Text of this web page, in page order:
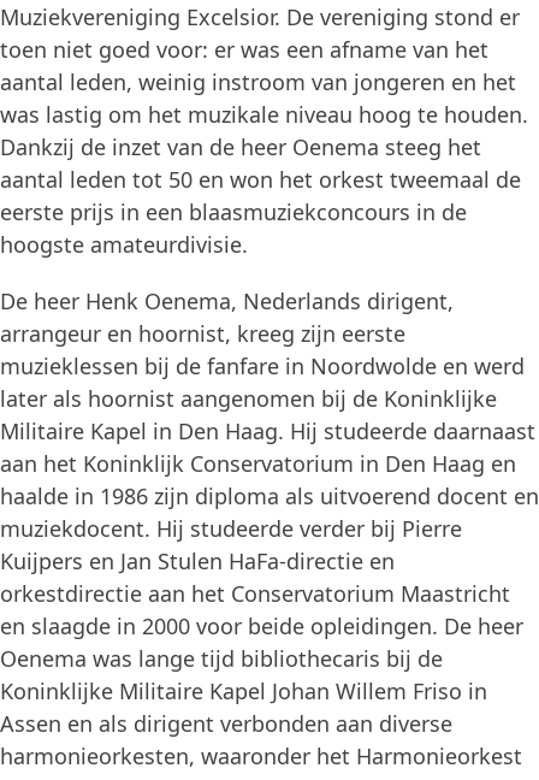
Muziekvereniging Excelsior. De vereniging stond er
toen niet goed voor: er was een afname van het
aantal leden, weinig instroom van jongeren en het
was lastig om het muzikale niveau hoog te houden.
Dankzij de inzet van de heer Oenema steeg het
aantal leden tot 50 en won het orkest tweemaal de
eerste prijs in een blaasmuziekconcours in de
hoogste amateurdivisie.
De heer Henk Oenema, Nederlands dirigent,
arrangeur en hoornist, kreeg zijn eerste
muzieklessen bij de fanfare in Noordwolde en werd
later als hoornist aangenomen bij de Koninklijke
Militaire Kapel in Den Haag. Hij studeerde daarnaast
aan het Koninklijk Conservatorium in Den Haag en
haalde in 1986 zijn diploma als uitvoerend docent en
muziekdocent. Hij studeerde verder bij Pierre
Kuijpers en Jan Stulen HaFa-directie en
orkestdirectie aan het Conservatorium Maastricht
en slaagde in 2000 voor beide opleidingen. De heer
Oenema was lange tijd bibliothecaris bij de
Koninklijke Militaire Kapel Johan Willem Friso in
Assen en als dirigent verbonden aan diverse
harmonieorkesten, waaronder het Harmonieorkest